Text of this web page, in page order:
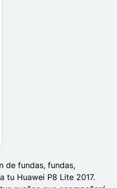
de fundas, fundas,
tu Huawei P8 Lite 2017.